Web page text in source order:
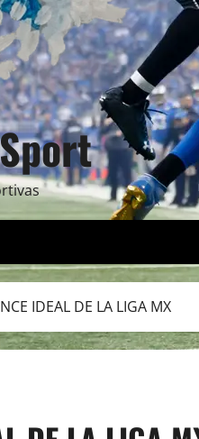
IDEAL DE LA LIGA MX